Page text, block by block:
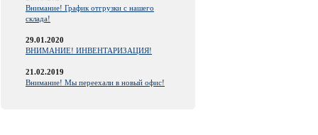
Внимание! График отгрузки с нашего
склада!
29.01.2020
ВНИМАНИЕ! ИНВЕНТАРИЗАЦИЯ!
21.02.2019
Внимание! Мы переехали в новый офис!